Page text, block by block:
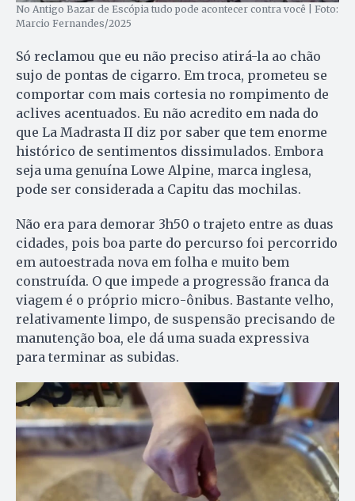
No Antigo Bazar de Escópia tudo pode acontecer contra você | Foto:
Marcio Fernandes/2025
Só reclamou que eu não preciso atirá-la ao chão
sujo de pontas de cigarro. Em troca, prometeu se
comportar com mais cortesia no rompimento de
aclives acentuados. Eu não acredito em nada do
que La Madrasta II diz por saber que tem enorme
histórico de sentimentos dissimulados. Embora
seja uma genuína Lowe Alpine, marca inglesa,
pode ser considerada a Capitu das mochilas.
Não era para demorar 3h50 o trajeto entre as duas
cidades, pois boa parte do percurso foi percorrido
em autoestrada nova em folha e muito bem
construída. O que impede a progressão franca da
viagem é o próprio micro-ônibus. Bastante velho,
relativamente limpo, de suspensão precisando de
manutenção boa, ele dá uma suada expressiva
para terminar as subidas.